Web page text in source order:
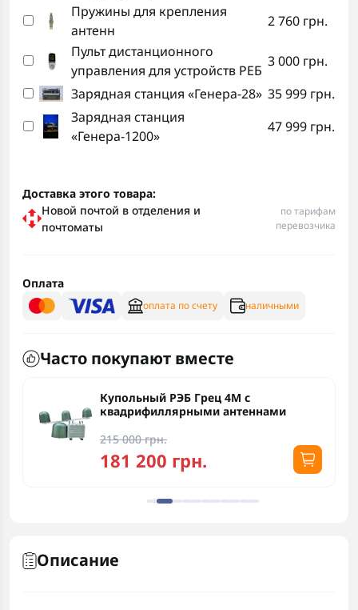
Пружины для крепления
антенн
2 760 грн.
Пульт дистанционного
управления для устройств РЕБ
3 000 грн.
Зарядная станция «Генера-28» 35 999 грн.
Зарядная станция
«Генера-1200»
47 999 грн.
Доставка этого товара:
Новой почтой в отделения и
почтоматы
по тарифам
перевозчика
Оплата
оплата по счету наличными
Часто покупают вместе
Купольный РЭБ Грец 4М с
квадрифиллярными антеннами
215 000 грн.
181 200 грн.
Описание